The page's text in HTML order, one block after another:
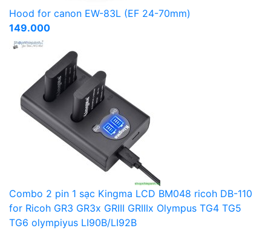
Hood for canon EW-83L (EF 24-70mm)
149.000
Combo 2 pin 1 sạc Kingma LCD BM048 ricoh DB-110
for Ricoh GR3 GR3x GRIII GRIIIx Olympus TG4 TG5
TG6 olympiyus LI90B/LI92B